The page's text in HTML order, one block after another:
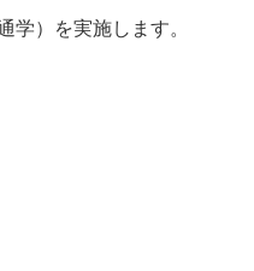
）を実施します。